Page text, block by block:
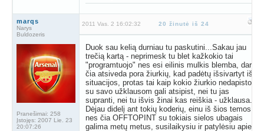
marqs
Narys
Buldozeris
Pranešimai: 258
Įstojęs: 2007 Lie. 23
20:07:26
2011 Vas. 2 16:02:32 20 žinutė iš 24
Duok sau kelią durniau tu paskutini...Sakau jau
trečią kartą - neprimesk tu blet kažkokio tai
"programtuojo" nes esi eilinis mulkis blemba, dar
čia atsiveda pora žiurkių, kad padėtų išsivartyt iš
situacijos, protas tai kaip kokio žiurkio nedapisto,
su savo užklausom gali atsipist, nei tu jas
supranti, nei tu išvis žinai kas reiškia - užklausa.
Dėjau didelį ant tokių koderių, einu iš šios temos,
nes čia OFFTOPINT su tokiais sielos ubagais
galima metų metus, susilaikysiu ir patylėsiu apie